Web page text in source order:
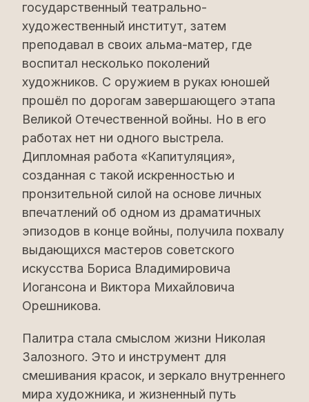
государственный театрально-
художественный институт, затем
преподавал в своих альма-матер, где
воспитал несколько поколений
художников. С оружием в руках юношей
прошёл по дорогам завершающего этапа
Великой Отечественной войны. Но в его
работах нет ни одного выстрела.
Дипломная работа «Капитуляция»,
созданная с такой искренностью и
пронзительной силой на основе личных
впечатлений об одном из драматичных
эпизодов в конце войны, получила похвалу
выдающихся мастеров советского
искусства Бориса Владимировича
Иогансона и Виктора Михайловича
Орешникова.
Палитра стала смыслом жизни Николая
Залозного. Это и инструмент для
смешивания красок, и зеркало внутреннего
мира художника, и жизненный путь